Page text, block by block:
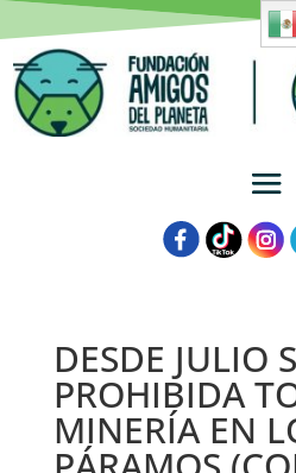
DESDE JULIO
PROHIBIDA
MINERÍA EN